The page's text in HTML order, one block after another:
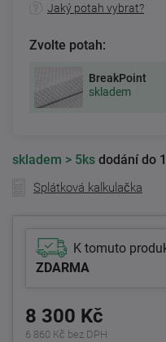
Jaký potah vybrat?
Zvolte potah:
BreakPoint
skladem
skladem > 5ks dodání do
Splátková kalkulačka
K tomuto
ZDARMA
8 300 Kč
6 860 Kč bez DPH